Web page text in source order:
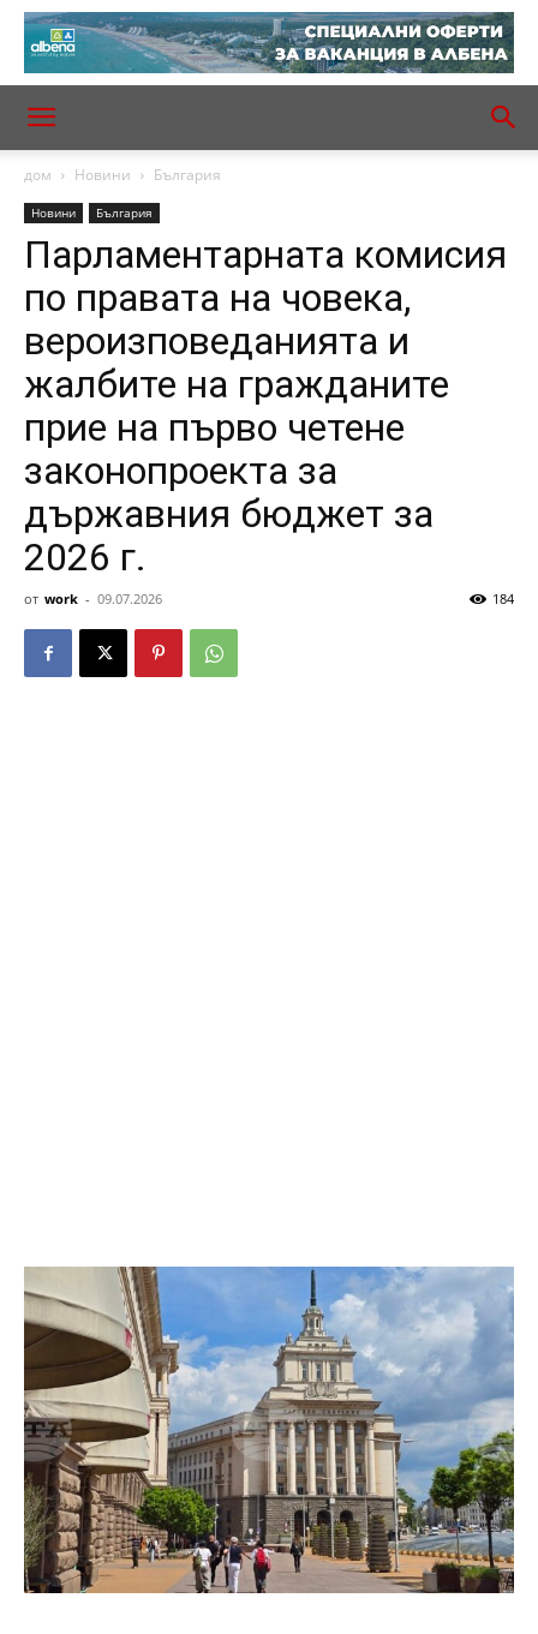
дом Новини България
Новини България
Парламентарната комисия
по правата на човека,
вероизповеданията и
жалбите на гражданите
прие на първо четене
законопроекта за
държавния бюджет за
2026 г.
от work - 09.07.2026 184